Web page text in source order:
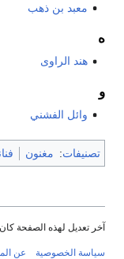
معبد بن ذهب
ه
هند الراوى
و
وائل الفشني
تصنيفات: مغنون
آخر تعديل لهذه الصفحة كان في 20:09, 17
سياسة الخصوصية عن